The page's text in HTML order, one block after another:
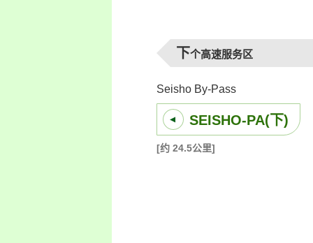
下个高速服务区
Seisho By-Pass
SEISHO-PA(下)
[约 24.5公里]